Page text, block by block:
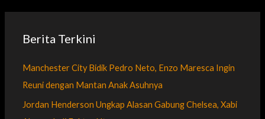
Berita Terkini
Manchester City Bidik Pedro Neto, Enzo Maresca Ingin
Reuni dengan Mantan Anak Asuhnya
Jordan Henderson Ungkap Alasan Gabung Chelsea, Xabi